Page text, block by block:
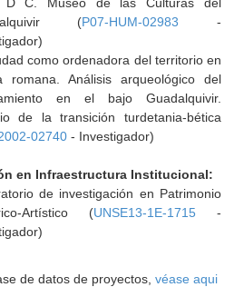
(P07-HUM-02983 -
como ordenadora del territorio en
romana. Análisis arqueológico del
en el bajo Guadalquivir.
de la transición turdetania-bética
02740- Investigador)
en Infraestructura Institucional:
de investigación en Patrimonio
Artístico (UNSE13-1E-1715-
de datos de proyectos, véase aqui